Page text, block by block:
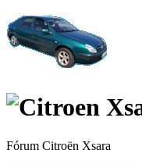
Fórum Citroën Xsara